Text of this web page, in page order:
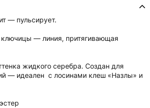
— пульсирует.
— линия, притягивающая
жидкого серебра. Создан для
— идеален с лосинами клеш «Назлы» и